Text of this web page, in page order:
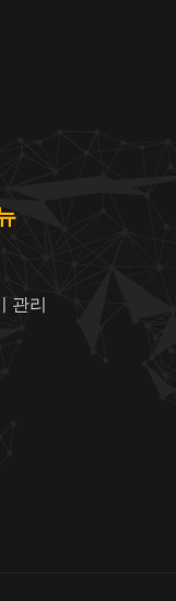
관리